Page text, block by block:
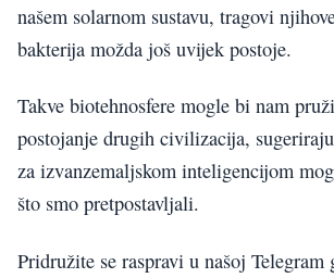
našem solarnom sustavu, tragovi
bakterija možda još uvijek postoje.
Takve biotehnosfere mogle bi nam
postojanje drugih civilizacija,
za izvanzemaljskom inteligencijom
što smo pretpostavljali.
Pridružite se raspravi u našoj